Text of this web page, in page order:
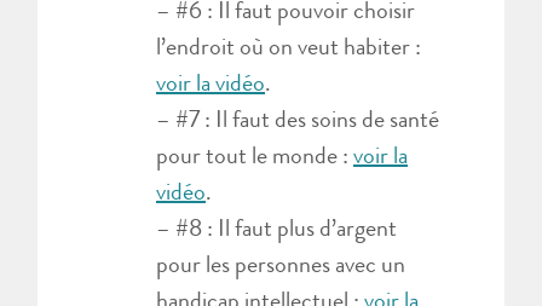
– #6 : Il faut pouvoir choisir
l’endroit où on veut habiter :
voir la vidéo.
– #7 : Il faut des soins de santé
pour tout le monde : voir la
vidéo.
– #8 : Il faut plus d’argent
pour les personnes avec un